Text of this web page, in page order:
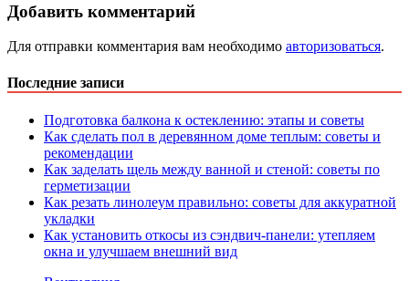
Добавить комментарий
Для отправки комментария вам необходимо авторизоваться.
Последние записи
Подготовка балкона к остеклению: этапы и советы
Как сделать пол в деревянном доме теплым: советы и
рекомендации
Как заделать щель между ванной и стеной: советы по
герметизации
Как резать линолеум правильно: советы для аккуратной
укладки
Как установить откосы из сэндвич-панели: утепляем
окна и улучшаем внешний вид